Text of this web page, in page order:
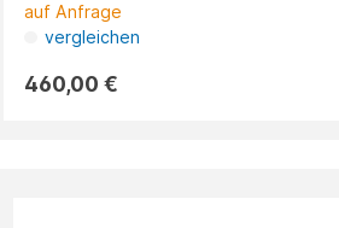
auf Anfrage
vergleichen
460,00 €